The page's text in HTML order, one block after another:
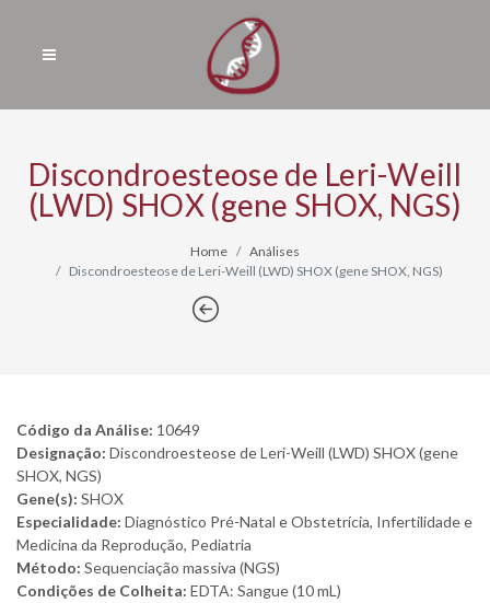
Discondroesteose de Leri-Weill
(LWD) SHOX (gene SHOX, NGS)
Home
Análises
Discondroesteose de Leri-Weill (LWD) SHOX (gene SHOX, NGS)
Código da Análise: 10649
Designação: Discondroesteose de Leri-Weill (LWD) SHOX (gene
SHOX, NGS)
Gene(s): SHOX
Especialidade: Diagnóstico Pré-Natal e Obstetrícia, Infertilidade e
Medicina da Reprodução, Pediatria
Método: Sequenciação massiva (NGS)
Condições de Colheita: EDTA: Sangue (10 mL)